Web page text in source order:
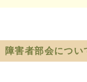
障害者部会につい